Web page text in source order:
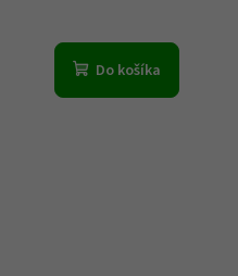
Do košíka